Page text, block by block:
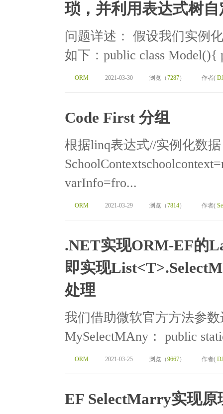
琐，并利用表达式树
问题详述： 假设我们实例
如下：public class Model(){
ORM 2021-03-30 浏览（7287） 作者(
Code First 分组
根据linq表达式//实例化数据
varInfo=fro...
ORM 2021-03-29 浏览（7814） 作者(
.NET实现ORM-EF的
即实现
处理
我们借助微软官方方法参
MySelectMAny： public
ORM 2021-03-25 浏览（9667） 作者(
EF SelectMarry实现原